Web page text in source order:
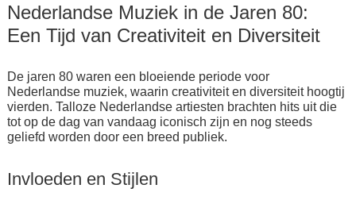
Nederlandse Muziek in de Jaren 80:
Een Tijd van Creativiteit en Diversiteit
De jaren 80 waren een bloeiende periode voor
Nederlandse muziek, waarin creativiteit en diversiteit hoogtij
vierden. Talloze Nederlandse artiesten brachten hits uit die
tot op de dag van vandaag iconisch zijn en nog steeds
geliefd worden door een breed publiek.
Invloeden en Stijlen